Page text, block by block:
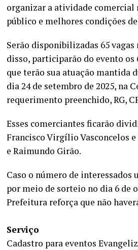
organizar a atividade comercial
público e melhores condições
Serão disponibilizadas 65
disso, participarão do evento os
que terão sua atuação mantida
dia 24 de setembro de 2025, na
requerimento preenchido, RG,
Esses comerciantes ficarão
Francisco Virgílio Vasconcelos
e Raimundo Girão.
Caso o número de interessados
por meio de sorteio no dia 6 de
Prefeitura reforça que não
Serviço
Cadastro para eventos